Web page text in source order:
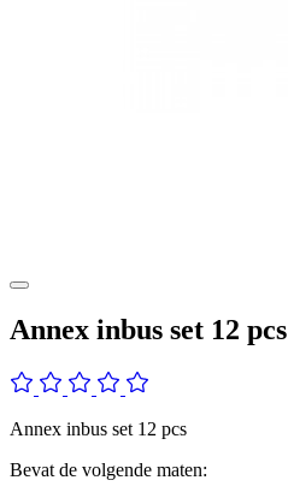
Annex inbus set 12 pcs
Annex inbus set 12 pcs
Bevat de volgende maten: